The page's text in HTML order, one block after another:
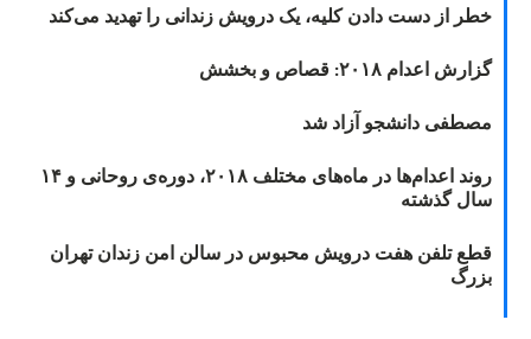
خطر از دست دادن کلیه، یک درویش زندانی را تهدید می‌کند
گزارش اعدام ۲۰۱۸: قصاص و بخشش
مصطفی دانشجو آزاد شد
روند اعدام‌ها در ماه‌های مختلف ۲۰۱۸، دوره‌ی روحانی و ۱۴
سال گذشته
قطع تلفن هفت درویش محبوس در سالن امن زندان تهران
بزرگ